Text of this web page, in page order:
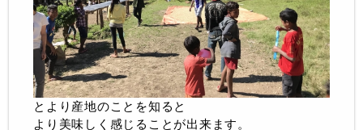
とより産地のことを知ると
より美味しく感じることが出来ます。